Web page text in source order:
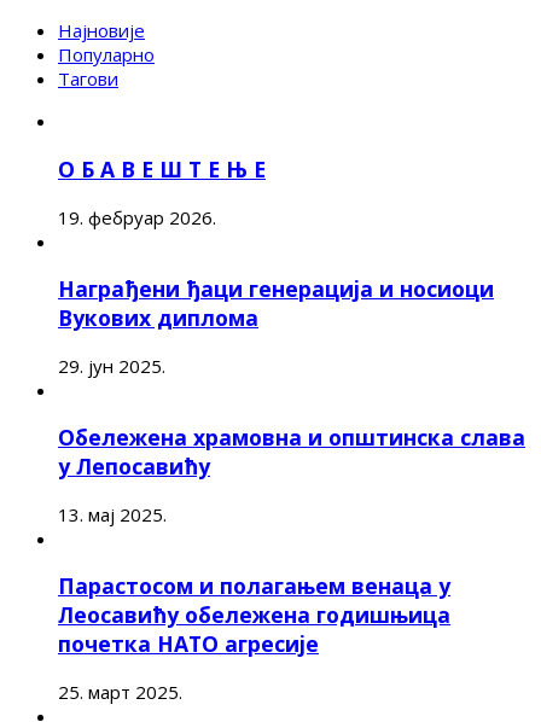
Најновије
Популарно
Тагови
О Б А В Е Ш Т Е Њ Е
19. фебруар 2026.
Награђени ђаци генерација и носиоци
Вукових диплома
29. јун 2025.
Обележена храмовна и општинска слава
у Лепосавићу
13. мај 2025.
Парастосом и полагањем венаца у
Леосавићу обележена годишњица
почетка НАТО агресије
25. март 2025.